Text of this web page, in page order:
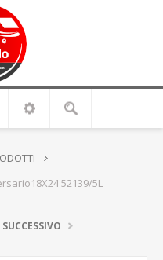
52139/5L
SUCCESSIVO